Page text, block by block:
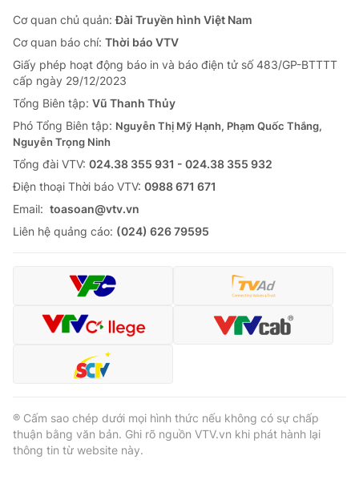
Cơ quan chủ quản:Đài Truyền hình Việt Nam
Cơ quan báo chí: Thời báo VTV
Giấy phép hoạt động báo in và báo điện tử số 483/GP-BTTTT
cấp ngày 29/12/2023
Tổng Biên tập: Vũ Thanh Thủy
Phó Tổng Biên tập: Nguyễn Thị Mỹ Hạnh, Phạm Quốc Thắng,
Nguyễn Trọng Ninh
Tổng đài VTV: 024.38 355 931 - 024.38 355 932
Ðiện thoại Thời báo VTV: 0988 671 671
Email: toasoan@vtv.vn
Liên hệ quảng cáo: (024) 626 79595
® Cấm sao chép dưới mọi hình thức nếu không có sự chấp
thuận bằng văn bản. Ghi rõ nguồn VTV.vn khi phát hành lại
thông tin từ website này.